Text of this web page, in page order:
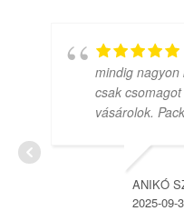
mindig
csak
vásárolok.
ANIKÓ
2025-09-